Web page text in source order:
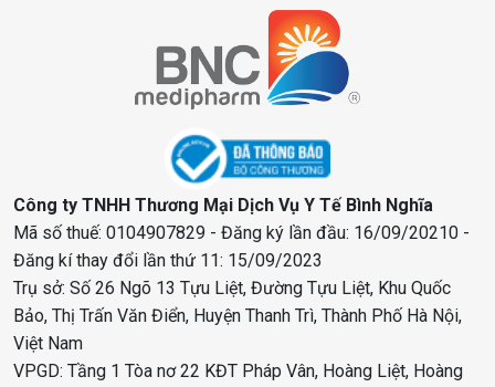
Công ty TNHH Thương Mại Dịch Vụ Y Tế Bình Nghĩa
Mã số thuế: 0104907829 - Đăng ký lần đầu: 16/09/20210 -
Đăng kí thay đổi lần thứ 11: 15/09/2023
Trụ sở: Số 26 Ngõ 13 Tựu Liệt, Đường Tựu Liệt, Khu Quốc
Bảo, Thị Trấn Văn Điển, Huyện Thanh Trì, Thành Phố Hà Nội,
Việt Nam
VPGD: Tầng 1 Tòa nơ 22 KĐT Pháp Vân, Hoàng Liệt, Hoàng